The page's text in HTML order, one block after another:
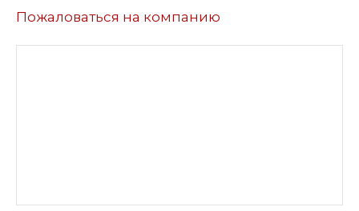
Пожаловаться на компанию